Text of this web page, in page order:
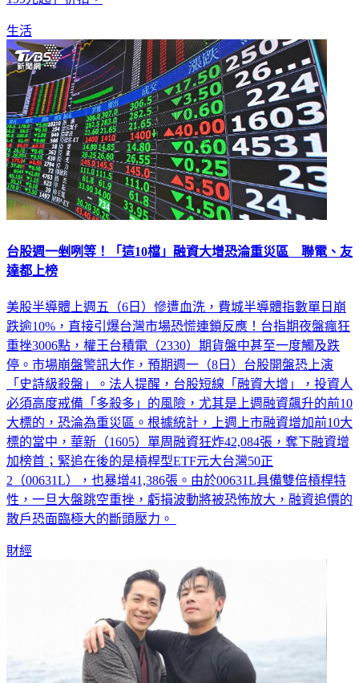
生活
台股週一剉咧等！「這10檔」融資大增恐淪重災區 聯電、友
達都上榜
美股半導體上週五（6日）慘遭血洗，費城半導體指數單日崩
跌逾10%，直接引爆台灣市場恐慌連鎖反應！台指期夜盤瘋狂
重挫3006點，權王台積電（2330）期貨盤中甚至一度觸及跌
停。市場崩盤警訊大作，預期週一（8日）台股開盤恐上演
「史詩級殺盤」。法人提醒，台股短線「融資大增」，投資人
必須高度戒備「多殺多」的風險，尤其是上週融資飆升的前10
大標的，恐淪為重災區。根據統計，上週上市融資增加前10大
標的當中，華新（1605）單周融資狂炸42,084張，奪下融資增
加榜首；緊追在後的是槓桿型ETF元大台灣50正
2（00631L），也暴增41,386張。由於00631L具備雙倍槓桿特
性，一旦大盤跳空重挫，虧損波動將被恐怖放大，融資追價的
散戶恐面臨極大的斷頭壓力。
財經